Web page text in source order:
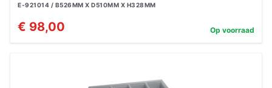
E-921014 / B526MM X D510MM X H328MM
€ 98,00 Op voorraad